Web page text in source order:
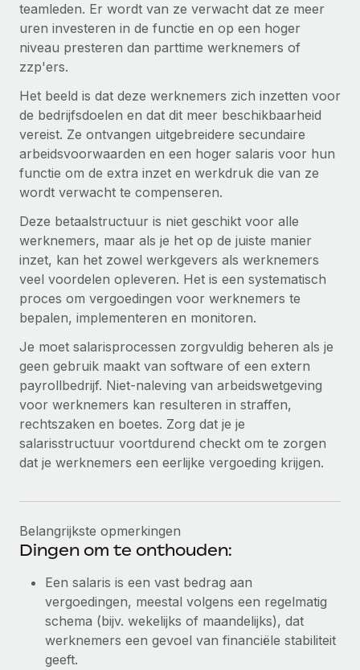
teamleden. Er wordt van ze verwacht dat ze meer
uren investeren in de functie en op een hoger
niveau presteren dan parttime werknemers of
zzp'ers.
Het beeld is dat deze werknemers zich inzetten voor
de bedrijfsdoelen en dat dit meer beschikbaarheid
vereist. Ze ontvangen uitgebreidere secundaire
arbeidsvoorwaarden en een hoger salaris voor hun
functie om de extra inzet en werkdruk die van ze
wordt verwacht te compenseren.
Deze betaalstructuur is niet geschikt voor alle
werknemers, maar als je het op de juiste manier
inzet, kan het zowel werkgevers als werknemers
veel voordelen opleveren. Het is een systematisch
proces om vergoedingen voor werknemers te
bepalen, implementeren en monitoren.
Je moet salarisprocessen zorgvuldig beheren als je
geen gebruik maakt van software of een extern
payrollbedrijf. Niet-naleving van arbeidswetgeving
voor werknemers kan resulteren in straffen,
rechtszaken en boetes. Zorg dat je je
salarisstructuur voortdurend checkt om te zorgen
dat je werknemers een eerlijke vergoeding krijgen.
Belangrijkste opmerkingen
Dingen om te onthouden:
Een salaris is een vast bedrag aan
vergoedingen, meestal volgens een regelmatig
schema (bijv. wekelijks of maandelijks), dat
werknemers een gevoel van financiële stabiliteit
geeft.